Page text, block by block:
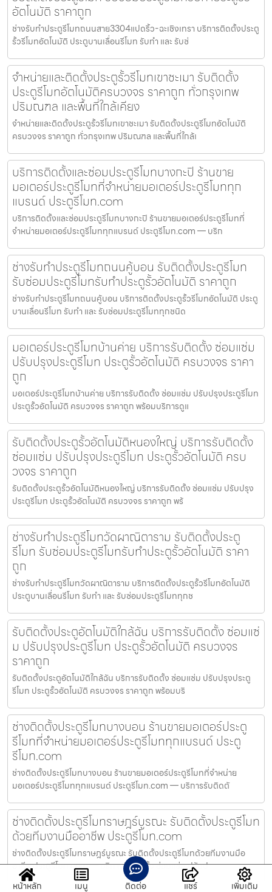
อัตโนมัติ ราคาถูก
ช่างรับทำประตูรีโมทถนนสาย3304แปดริ้ว-ฉะเชิงเทรา บริการติดตั้งประตู
รั้วรีโมทอัตโนมัติ ประตูบานเลื่อนรีโมท รับทำ และ รับซ่
จำหน่ายและติดตั้งประตูรั้วรีโมทเขาชะเมา รับติดตั้ง
ประตูรีโมทอัตโนมัติครบวงจร ราคาถูก ทั่วกรุงเทพ
ปริมณฑล และพื้นที่ใกล้เคียง
จำหน่ายและติดตั้งประตูรั้วรีโมทเขาชะเมา รับติดตั้งประตูรีโมทอัตโนมัติ
ครบวงจร ราคาถูก ทั่วกรุงเทพ ปริมณฑล และพื้นที่ใกล้เ
บริการติดตั้งและซ่อมประตูรีโมทบางกะปิ ร้านขาย
มอเตอร์ประตูรีโมทที่จำหน่ายมอเตอร์ประตูรีโมททุก
แบรนด์ ประตูรีโมท.com
บริการติดตั้งและซ่อมประตูรีโมทบางกะปิ ร้านขายมอเตอร์ประตูรีโมทที่
จำหน่ายมอเตอร์ประตูรีโมททุกแบรนด์ ประตูรีโมท.com — บริก
ช่างรับทำประตูรีโมทถนนคู้บอน รับติดตั้งประตูรีโมท
รับซ่อมประตูรีโมทรับทำประตูรั้วอัตโนมัติ ราคาถูก
ช่างรับทำประตูรีโมทถนนคู้บอน บริการติดตั้งประตูรั้วรีโมทอัตโนมัติ ประตู
บานเลื่อนรีโมท รับทำ และ รับซ่อมประตูรีโมททุกชนิด
มอเตอร์ประตูรีโมทบ้านค่าย บริการรับติดตั้ง ซ่อมแซ่ม
ปรับปรุงประตูรีโมท ประตูรั้วอัตโนมัติ ครบวงจร ราคา
ถูก
มอเตอร์ประตูรีโมทบ้านค่าย บริการรับติดตั้ง ซ่อมแซ่ม ปรับปรุงประตูรีโมท
ประตูรั้วอัตโนมัติ ครบวงจร ราคาถูก พร้อมบริการดูแ
รับติดตั้งประตูรั้วอัตโนมัติหนองใหญ่ บริการรับติดตั้ง
ซ่อมแซ่ม ปรับปรุงประตูรีโมท ประตูรั้วอัตโนมัติ ครบ
วงจร ราคาถูก
รับติดตั้งประตูรั้วอัตโนมัติหนองใหญ่ บริการรับติดตั้ง ซ่อมแซ่ม ปรับปรุง
ประตูรีโมท ประตูรั้วอัตโนมัติ ครบวงจร ราคาถูก พร้
ช่างรับทำประตูรีโมทวัดผาณิตาราม รับติดตั้งประตู
รีโมท รับซ่อมประตูรีโมทรับทำประตูรั้วอัตโนมัติ ราคา
ถูก
ช่างรับทำประตูรีโมทวัดผาณิตาราม บริการติดตั้งประตูรั้วรีโมทอัตโนมัติ
ประตูบานเลื่อนรีโมท รับทำ และ รับซ่อมประตูรีโมททุกช
รับติดตั้งประตูอัตโนมัติใกล้ฉัน บริการรับติดตั้ง ซ่อมแซ่
ม ปรับปรุงประตูรีโมท ประตูรั้วอัตโนมัติ ครบวงจร
ราคาถูก
รับติดตั้งประตูอัตโนมัติใกล้ฉัน บริการรับติดตั้ง ซ่อมแซ่ม ปรับปรุงประตู
รีโมท ประตูรั้วอัตโนมัติ ครบวงจร ราคาถูก พร้อมบริ
ช่างติดตั้งประตูรีโมทบางบอน ร้านขายมอเตอร์ประตู
รีโมทที่จำหน่ายมอเตอร์ประตูรีโมททุกแบรนด์ ประตู
รีโมท.com
ช่างติดตั้งประตูรีโมทบางบอน ร้านขายมอเตอร์ประตูรีโมทที่จำหน่าย
มอเตอร์ประตูรีโมททุกแบรนด์ ประตูรีโมท.com — บริการรับติดตั
ช่างติดตั้งประตูรีโมทราษฎร์บูรณะ รับติดตั้งประตูรีโมท
ด้วยทีมงานมืออาชีพ ประตูรีโมท.com
ช่างติดตั้งประตูรีโมทราษฎร์บูรณะ รับติดตั้งประตูรีโมทด้วยทีมงานมือ
อาชีพ ประตูรีโมท.com — บริการรับติดตั้ง ซ่อมแซ่ม ปรับป
หน้าหลัก เมนู ติดต่อ แชร์ เพิ่มเติม